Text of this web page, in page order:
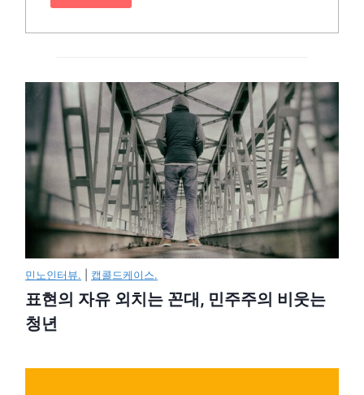
민노인터뷰. 캡콜드케이스.
표현의 자유 외치는 꼰대, 민주주의 비웃는
청년